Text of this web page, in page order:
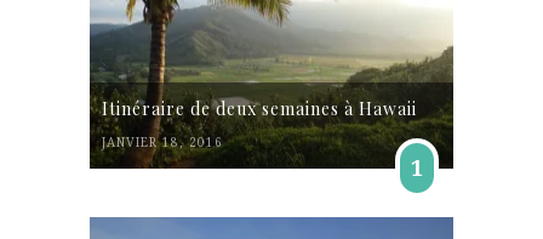
Itinéraire de deux semaines à Hawaii
JANVIER 18, 2016
1